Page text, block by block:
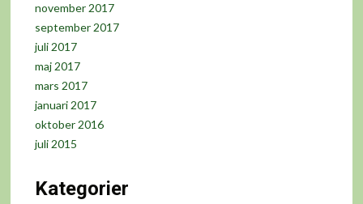
november 2017
september 2017
juli 2017
maj 2017
mars 2017
januari 2017
oktober 2016
juli 2015
Kategorier